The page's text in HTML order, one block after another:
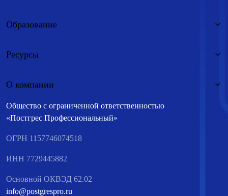
Общество с ограниченной ответственностью
«Постгрес Профессиональный»
ОГРН 1157746074518
ИНН 7729445882
Основной ОКВЭД 62.02
info@postgrespro.ru
Образование
Ресурсы
О компании